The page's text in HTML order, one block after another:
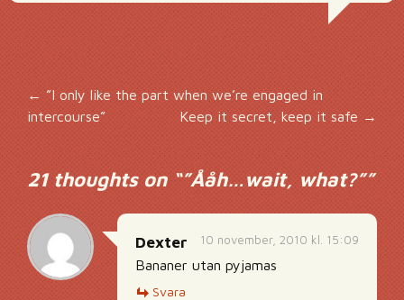
Inläggsnavigering
←”I only like the part when we’re engaged in
intercourse”
Keep it secret, keep it safe →
21 thoughts on “”Ååh…wait, what?””
10 november, 2010 kl. 15:09
Dexter
Bananer utan pyjamas
Svara